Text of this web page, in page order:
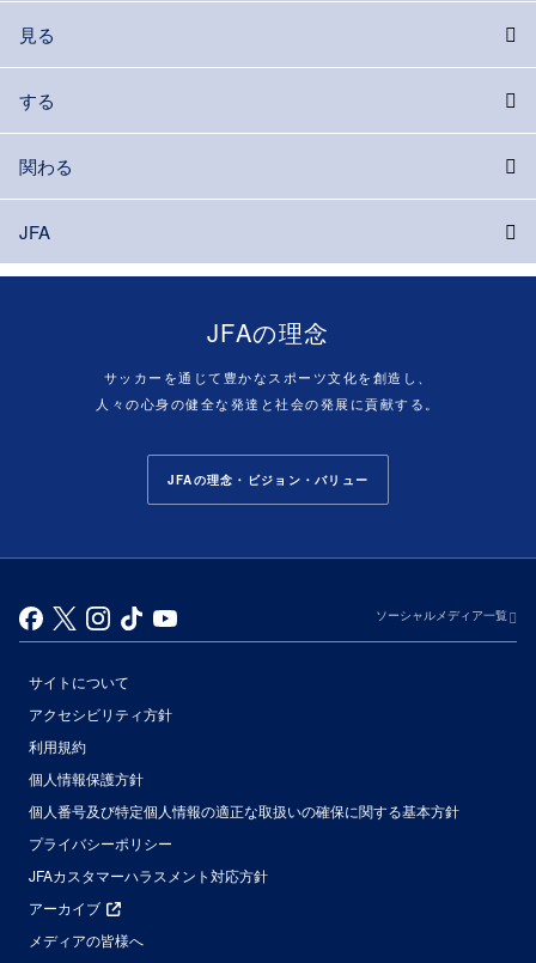
見る
する
関わる
JFA
JFAの理念
サッカーを通じて豊かなスポーツ文化を創造し、
人々の心身の健全な発達と社会の発展に貢献する。
JFAの理念・ビジョン・バリュー
ソーシャルメディア一覧
サイトについて
アクセシビリティ方針
利用規約
個人情報保護方針
個人番号及び特定個人情報の適正な取扱いの確保に関する基本方針
プライバシーポリシー
JFAカスタマーハラスメント対応方針
アーカイブ
メディアの皆様へ